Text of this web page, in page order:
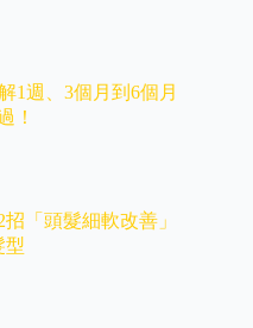
1週、3個月到6個月
！
「頭髮細軟改善」
型